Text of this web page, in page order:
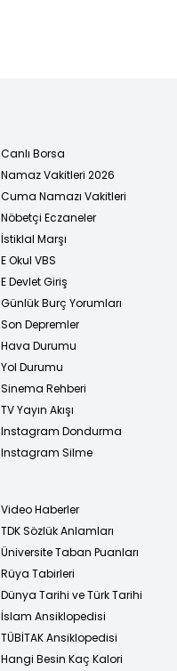
Canlı Borsa
Namaz Vakitleri 2026
Cuma Namazı Vakitleri
Nöbetçi Eczaneler
İstiklal Marşı
E Okul VBS
E Devlet Giriş
Günlük Burç Yorumları
Son Depremler
Hava Durumu
Yol Durumu
Sinema Rehberi
TV Yayın Akışı
Instagram Dondurma
Instagram Silme
Video Haberler
TDK Sözlük Anlamları
Üniversite Taban Puanları
Rüya Tabirleri
Dünya Tarihi ve Türk Tarihi
İslam Ansiklopedisi
TÜBİTAK Ansiklopedisi
Hangi Besin Kaç Kalori